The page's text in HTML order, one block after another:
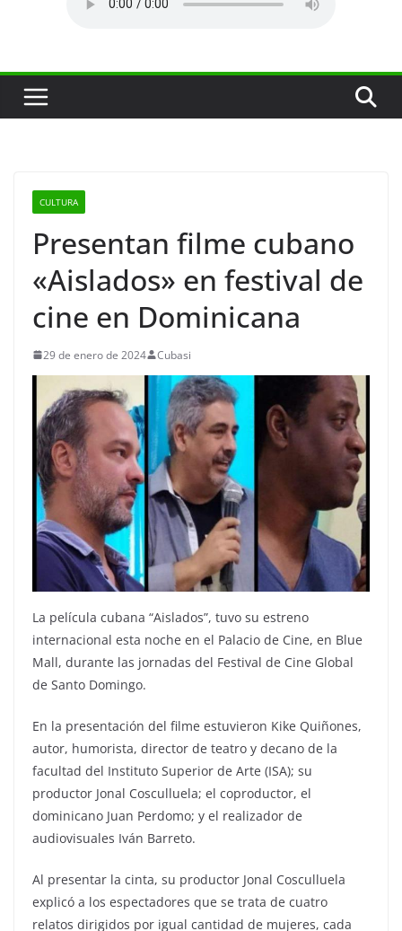
CULTURA
Presentan filme cubano
«Aislados» en festival de
cine en Dominicana
29 de enero de 2024 Cubasi
La película cubana “Aislados”, tuvo su estreno
internacional esta noche en el Palacio de Cine, en Blue
Mall, durante las jornadas del Festival de Cine Global
de Santo Domingo.
En la presentación del filme estuvieron Kike Quiñones,
autor, humorista, director de teatro y decano de la
facultad del Instituto Superior de Arte (ISA); su
productor Jonal Cosculluela; el coproductor, el
dominicano Juan Perdomo; y el realizador de
audiovisuales Iván Barreto.
Al presentar la cinta, su productor Jonal Cosculluela
explicó a los espectadores que se trata de cuatro
relatos dirigidos por igual cantidad de mujeres, cada